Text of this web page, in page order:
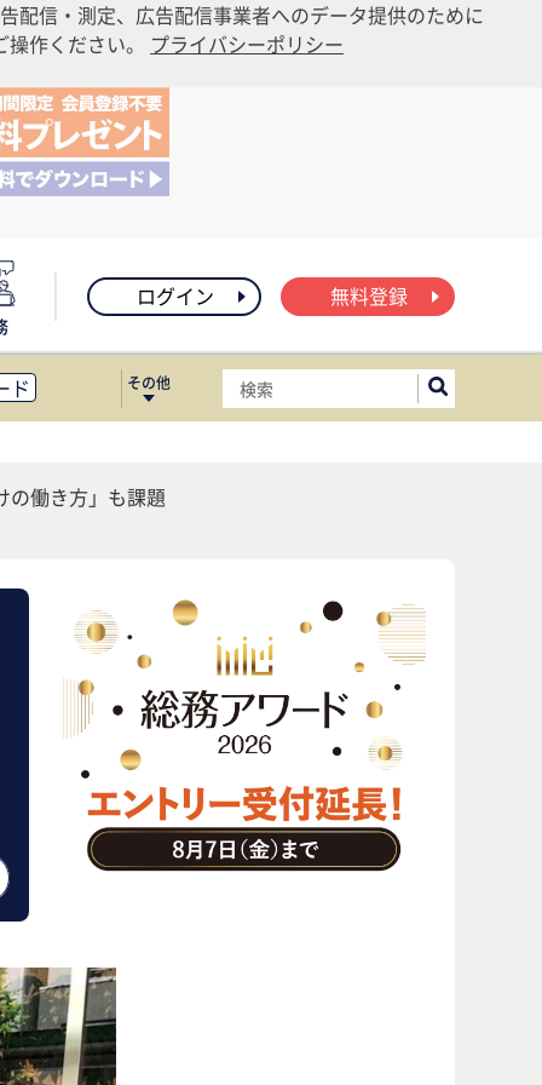
配信・測定、広告配信事業者へのデータ提供のために
作ください。 プライバシーポリシー
ログイン 無料登録
ド
ス移転
その他
働き方」も課題